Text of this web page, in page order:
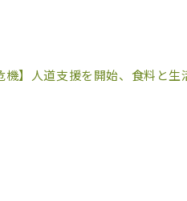
機】人道支援を開始、食料と